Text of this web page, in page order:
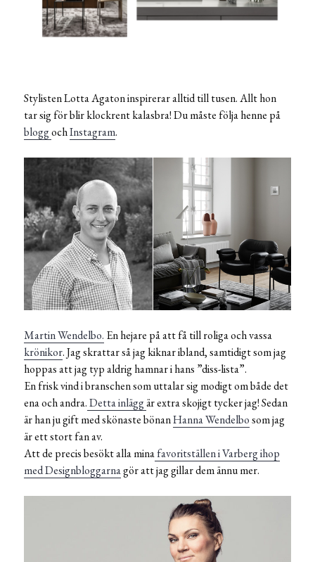
Stylisten Lotta Agaton inspirerar alltid till tusen. Allt hon
tar sig för blir klockrent kalasbra! Du måste följa henne på
bloggochInstagram.
Martin Wendelbo. En hejare på att få till roliga och vassa
krönikor. Jag skrattar så jag kiknar ibland, samtidigt som jag
hoppas att jag typ aldrig hamnar i hans ”diss-lista”.
En frisk vind i branschen som uttalar sig modigt om både det
ena och andra.Detta inläggär extra skojigt tycker jag! Sedan
är han ju gift med skönaste bönanHanna Wendelbosom jag
är ett stort fan av.
Att de precis besökt alla minafavoritställen i Varberg ihop
med Designbloggarnagör att jag gillar dem ännu mer.